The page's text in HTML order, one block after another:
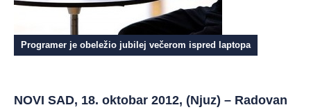
Programer je obeležio jubilej večerom ispred laptopa
NOVI SAD, 18. oktobar 2012, (Njuz) – Radovan